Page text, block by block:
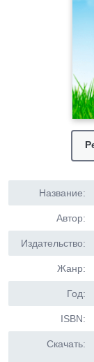
Название:
Автор:
Издательство:
Жанр:
Год:
ISBN:
Скачать: